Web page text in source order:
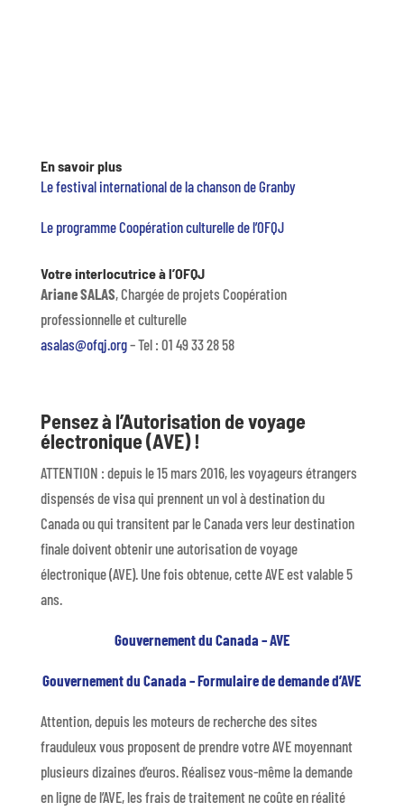
En savoir plus
Le festival international de la chanson de Granby
Le programme Coopération culturelle de l’OFQJ
Votre interlocutrice à l’OFQJ
Ariane SALAS, Chargée de projets Coopération
professionnelle et culturelle
asalas@ofqj.org– Tel : 01 49 33 28 58
Pensez à l’Autorisation de voyage
électronique (AVE) !
ATTENTION : depuis le 15 mars 2016, les voyageurs étrangers
dispensés de visa qui prennent un vol à destination du
Canada ou qui transitent par le Canada vers leur destination
finale doivent obtenir une autorisation de voyage
électronique (AVE). Une fois obtenue, cette AVE est valable 5
ans.
Gouvernement du Canada – AVE
Gouvernement du Canada – Formulaire de demande d’AVE
Attention, depuis les moteurs de recherche des sites
frauduleux vous proposent de prendre votre AVE moyennant
plusieurs dizaines d’euros. Réalisez vous-même la demande
en ligne de l’AVE, les frais de traitement ne coûte en réalité